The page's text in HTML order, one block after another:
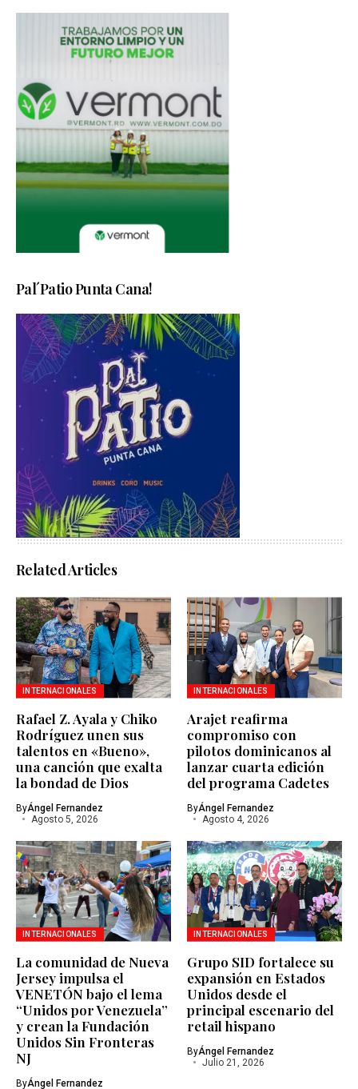
Pal´Patio Punta Cana!
Related Articles
INTERNACIONALES
Rafael Z. Ayala y Chiko
Rodríguez unen sus
talentos en «Bueno»,
una canción que exalta
la bondad de Dios
ByÁngel Fernandez
Agosto 5, 2026
INTERNACIONALES
Arajet reafirma
compromiso con
pilotos dominicanos al
lanzar cuarta edición
del programa Cadetes
ByÁngel Fernandez
Agosto 4, 2026
INTERNACIONALES
La comunidad de Nueva
Jersey impulsa el
VENETÓN bajo el lema
“Unidos por Venezuela”
y crean la Fundación
Unidos Sin Fronteras
NJ
ByÁngel Fernandez
INTERNACIONALES
Grupo SID fortalece su
expansión en Estados
Unidos desde el
principal escenario del
retail hispano
ByÁngel Fernandez
Julio 21, 2026